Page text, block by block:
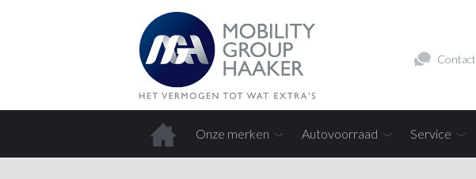
Contact
Onze merken Autovoorraad Service